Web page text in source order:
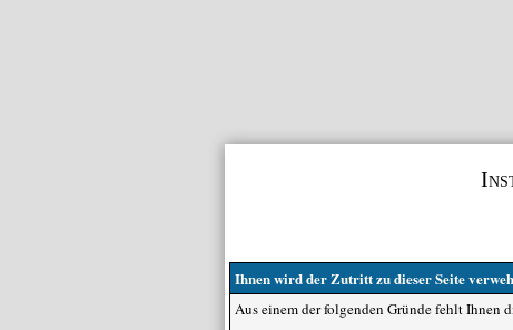
Ihnen wird der Zutritt zu dieser Seite
Aus einem der folgenden Gründe fehlt Ihnen